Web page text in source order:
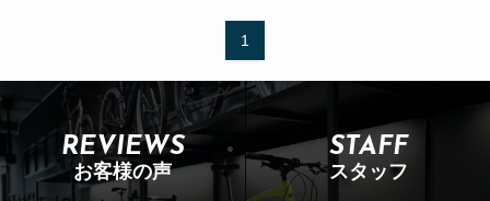
1
REVIEWS
お客様の声
STAFF
スタッフ